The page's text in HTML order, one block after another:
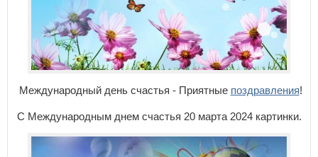
Международный день счастья - Приятные поздравления!
С Международным днем счастья 20 марта 2024 картинки.